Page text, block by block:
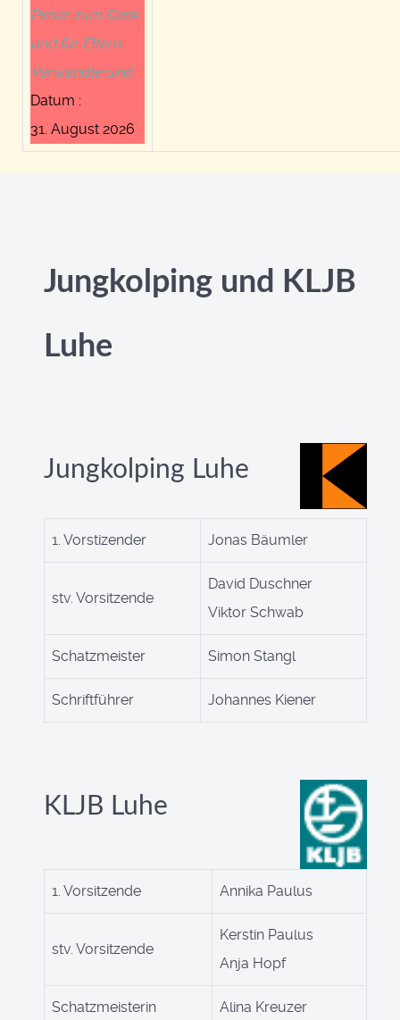
Pirner zum Dank
und für Eltern,
Verwandte und
Datum :
31. August 2026
Jungkolping und KLJB
Luhe
Jungkolping Luhe
1. Vorstizender Jonas Bäumler
stv. Vorsitzende
David Duschner
Viktor Schwab
Schatzmeister Simon Stangl
Schriftführer Johannes Kiener
KLJB Luhe
1. Vorsitzende Annika Paulus
stv. Vorsitzende
Kerstin Paulus
Anja Hopf
Schatzmeisterin Alina Kreuzer